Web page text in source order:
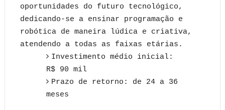
oportunidades do futuro tecnológico,
dedicando-se a ensinar programação e
robótica de maneira lúdica e criativa,
atendendo a todas as faixas etárias.
Investimento médio inicial:
R$ 90 mil
Prazo de retorno: de 24 a 36
meses